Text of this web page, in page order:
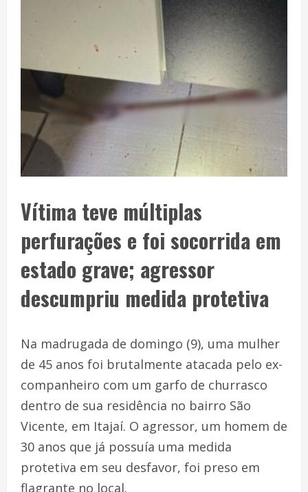
Vítima teve múltiplas
perfurações e foi socorrida em
estado grave; agressor
descumpriu medida protetiva
Na madrugada de domingo (9), uma mulher
de 45 anos foi brutalmente atacada pelo ex-
companheiro com um garfo de churrasco
dentro de sua residência no bairro São
Vicente, em Itajaí. O agressor, um homem de
30 anos que já possuía uma medida
protetiva em seu desfavor, foi preso em
flagrante no local.